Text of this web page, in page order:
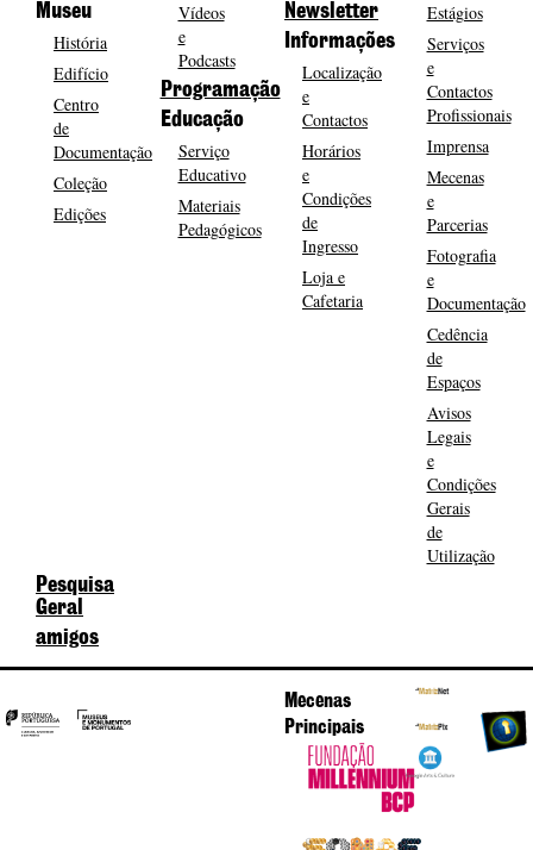
Museu
História
Edifício
Centro
de
Documentação
Coleção
Edições
Vídeos
e
Podcasts
Programação
Educação
Serviço
Educativo
Materiais
Pedagógicos
Newsletter
Informações
Localização
e
Contactos
Horários
e
Condições
de
Ingresso
Loja e
Cafetaria
Estágios
Serviços
e
Contactos
Profissionais
Imprensa
Mecenas
e
Parcerias
Fotografia
e
Documentação
Cedência
de
Espaços
Avisos
Legais
e
Condições
Gerais
de
Utilização
Pesquisa
Geral
amigos
Mecenas
Principais